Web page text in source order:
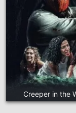
Creeper in the